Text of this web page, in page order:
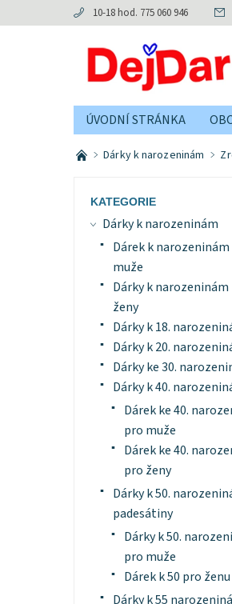
10-18 hod. 775 060 946
ÚVODNÍ STRÁNKA
Dárky k narozeninám
KATEGORIE
Dárky k narozeninám
Dárek k
muže
Dárky k narozeninám
ženy
Dárky k 18.
Dárky k 20.
Dárky ke 30.
Dárky k 40.
Dárek ke 40.
pro muže
Dárek ke 40.
pro ženy
Dárky k 50.
padesátiny
Dárky k 50.
pro muže
Dárek k 50 pro ženu
Dárky k 55